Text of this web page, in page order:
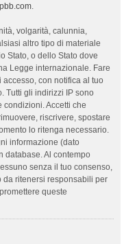
.
volgarità, calunnia,
altro tipo di materiale
Stato, o dello Stato dove
Legge internazionale. Fare
con notifica al tuo
Tutti gli indirizzi IP sono
Accetti che
riscrivere, spostare
lo ritenga necessario.
informazione (dato
database. Al contempo
senza il tuo consenso,
da ritenersi responsabili per
queste